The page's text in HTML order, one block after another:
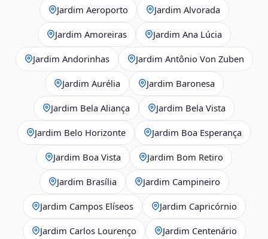
Jardim Aeroporto Jardim Alvorada
Jardim Amoreiras Jardim Ana Lúcia
Jardim Andorinhas Jardim Antônio Von Zuben
Jardim Aurélia Jardim Baronesa
Jardim Bela Aliança Jardim Bela Vista
Jardim Belo Horizonte Jardim Boa Esperança
Jardim Boa Vista Jardim Bom Retiro
Jardim Brasília Jardim Campineiro
Jardim Campos Elíseos Jardim Capricórnio
Jardim Carlos Lourenço Jardim Centenário